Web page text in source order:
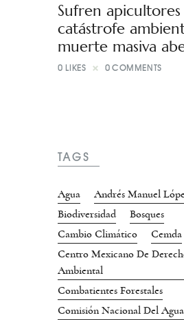
Sufren apicultores
catástrofe
muerte masiva
0 LIKES 0 COMMENTS
TAGS
Agua
Andrés Manuel
Biodiversidad
Bosques
Cambio Climático
Cemda
Centro Mexicano De
Ambiental
Combatientes Forestales
Comisión Nacional Del Agua